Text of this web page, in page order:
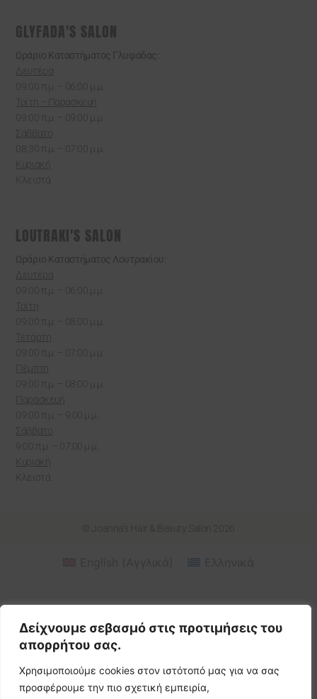
Δείχνουμε σεβασμό στις προτιμήσεις του
απορρήτου σας.
Χρησιμοποιούμε cookies στον ιστότοπό μας για να σας
προσφέρουμε την πιο σχετική εμπειρία,
GLYFADA'S SALON
Ωράριο Καταστήματος Γλυφάδας:
Δευτέρα
09:00 π.μ. – 06:00 μ.μ.
Τρίτη – Παρασκευή
09:00 π.μ. – 09:00 μ.μ.
Σάββατο
08:30 π.μ. – 07:00 μ.μ.
Κυριακή
Κλειστά
LOUTRAKI'S SALON
Ωράριο Καταστήματος Λουτρακίου:
Δευτέρα
09:00 π.μ. – 06:00 μ.μ.
Τρίτη
09:00 π.μ. – 08:00 μ.μ.
Τετάρτη
09:00 π.μ. – 07:00 μ.μ.
Πέμπτη
09:00 π.μ. – 08:00 μ.μ.
Παρασκευή
09:00 π.μ. – 9:00 μ.μ.
Σάββατο
9:00 π.μ. – 07:00 μ.μ.
Κυριακή
Κλειστά
© Joanna's Hair & Beauty Salon 2026